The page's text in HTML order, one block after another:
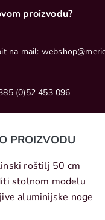
proizvodu?
na mail:
(0)52 453 096
PROIZVODU
roštilj 50 cm
stolnom modelu
aluminijske noge